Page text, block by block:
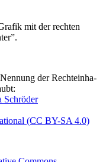
mit der rech­ten
der Rech­te­inha­
Schrö­der
(CC BY-SA 4.0)